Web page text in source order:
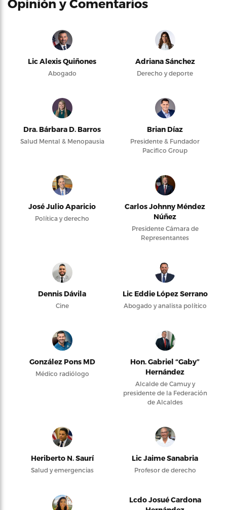
Opinión y Comentarios
Lic Alexis Quiñones
Abogado
Adriana Sánchez
Derecho y deporte
Dra. Bárbara D. Barros
Salud Mental & Menopausia
Brian Díaz
Presidente & Fundador
Pacifico Group
José Julio Aparicio
Política y derecho
Carlos Johnny Méndez
Núñez
Presidente Cámara de
Representantes
Dennis Dávila
Cine
Lic Eddie López Serrano
Abogado y analista político
González Pons MD
Médico radiólogo
Hon. Gabriel “Gaby”
Hernández
Alcalde de Camuy y
presidente de la Federación
de Alcaldes
Heriberto N. Saurí
Salud y emergencias
Lic Jaime Sanabria
Profesor de derecho
Lcdo Josué Cardona